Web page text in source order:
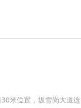
米位置，坂雪岗大道连